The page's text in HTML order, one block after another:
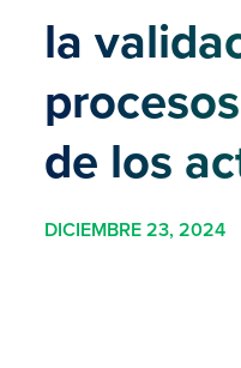
la
de los
DICIEMBRE 23, 2024